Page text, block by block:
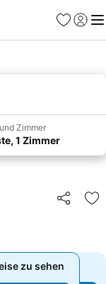
Favoriten
Zimmer
1 Zimmer
Teilen
zu sehen
zu sehen